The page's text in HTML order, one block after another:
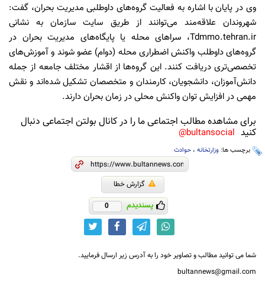
وی در پایان با اشاره به فعالیت گروه‌های داوطلبی مدیریت بحران، گفت:
شهروندان علاقه‌مند می‌توانند از طریق سایت سازمان به نشانی
Tdmmo.tehran.ir، سراهای محله یا پایگاه‌های مدیریت بحران در
گروه‌های داوطلب واکنش اضطراری محله (دوام) عضو شوند و آموزش‌های
تخصصی‌تری دریافت کنند. این گروه‌ها از اقشار مختلف جامعه از جمله
دانش‌آموزان، دانشجویان، کارمندان و متخصصان تشکیل شده‌اند و نقش
مهمی در افزایش توان واکنش محلی در زمان بحران دارند.
برای مشاهده مطالب اجتماعی ما را در کانال بولتن اجتماعی دنبال
کنید bultansocial@
برچسب ها: وزارتخانه ، حوادث
گزارش خطا
پسندیدم 0
شما می توانید مطالب و تصاویر خود را به آدرس زیر ارسال فرمایید.
bultannews@gmail.com